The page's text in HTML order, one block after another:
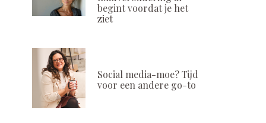
begint voordat je het
ziet
Social media-moe? Tijd
voor een andere go-to